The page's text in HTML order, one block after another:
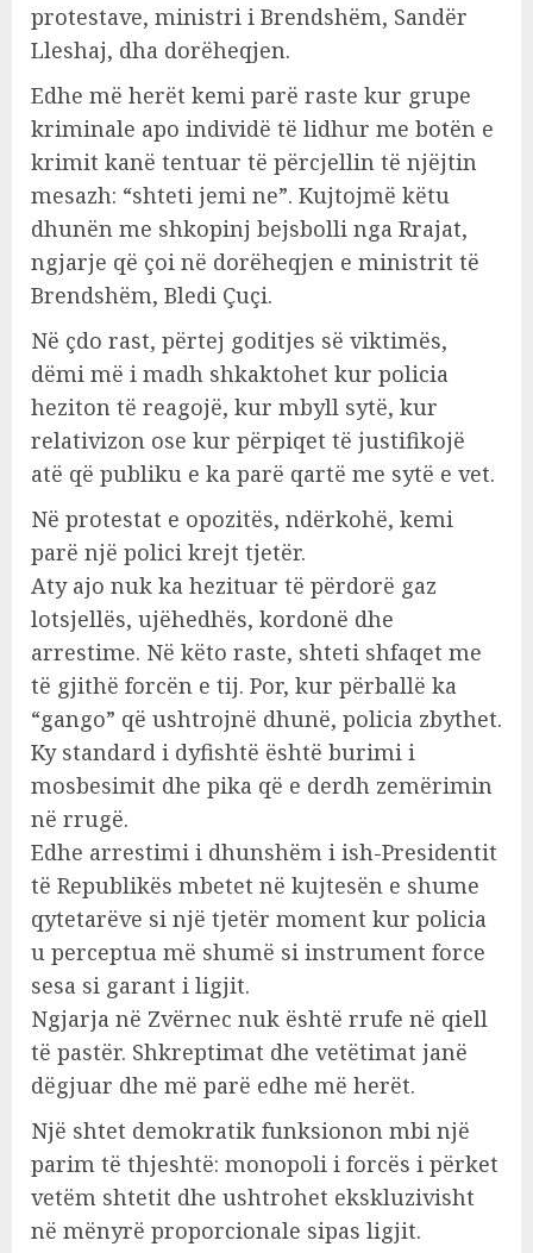
protestave, ministri i Brendshëm, Sandër
Lleshaj, dha dorëheqjen.
Edhe më herët kemi parë raste kur grupe
kriminale apo individë të lidhur me botën e
krimit kanë tentuar të përcjellin të njëjtin
mesazh: “shteti jemi ne”. Kujtojmë këtu
dhunën me shkopinj bejsbolli nga Rrajat,
ngjarje që çoi në dorëheqjen e ministrit të
Brendshëm, Bledi Çuçi.
Në çdo rast, përtej goditjes së viktimës,
dëmi më i madh shkaktohet kur policia
heziton të reagojë, kur mbyll sytë, kur
relativizon ose kur përpiqet të justifikojë
atë që publiku e ka parë qartë me sytë e vet.
Në protestat e opozitës, ndërkohë, kemi
parë një polici krejt tjetër.
Aty ajo nuk ka hezituar të përdorë gaz
lotsjellës, ujëhedhës, kordonë dhe
arrestime. Në këto raste, shteti shfaqet me
të gjithë forcën e tij. Por, kur përballë ka
“gango” që ushtrojnë dhunë, policia zbythet.
Ky standard i dyfishtë është burimi i
mosbesimit dhe pika që e derdh zemërimin
në rrugë.
Edhe arrestimi i dhunshëm i ish-Presidentit
të Republikës mbetet në kujtesën e shume
qytetarëve si një tjetër moment kur policia
u perceptua më shumë si instrument force
sesa si garant i ligjit.
Ngjarja në Zvërnec nuk është rrufe në qiell
të pastër. Shkreptimat dhe vetëtimat janë
dëgjuar dhe më parë edhe më herët.
Një shtet demokratik funksionon mbi një
parim të thjeshtë: monopoli i forcës i përket
vetëm shtetit dhe ushtrohet ekskluzivisht
në mënyrë proporcionale sipas ligjit.